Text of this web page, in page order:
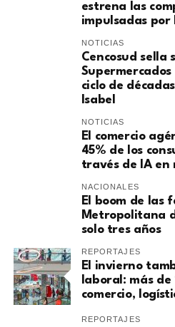
estrena las
impulsadas por
NOTICIAS
Cencosud sella
Supermercados
ciclo de
Isabel
NOTICIAS
El comercio
45% de los
través de IA en
NACIONALES
El boom de las
Metropolitana
solo tres años
REPORTAJES
El invierno
laboral: más
comercio,
REPORTAJES